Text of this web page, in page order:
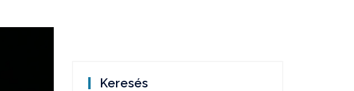
Keresés